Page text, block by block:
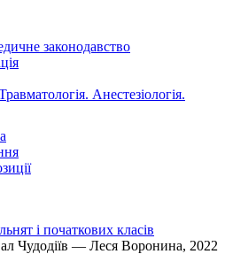
законодавство
Анестезіологія.
і початкових класів
Чудодіїв — Леся Воронина, 2022